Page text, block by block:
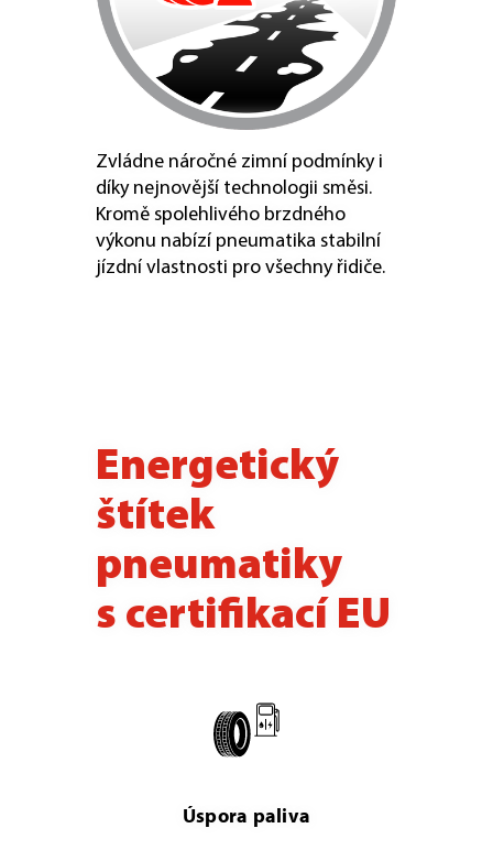
Zvládne náročné zimní podmínky i
díky nejnovější technologii směsi.
Kromě spolehlivého brzdného
výkonu nabízí pneumatika stabilní
jízdní vlastnosti pro všechny řidiče.
Energetický
štítek
pneumatiky
s certifikací EU
Úspora paliva